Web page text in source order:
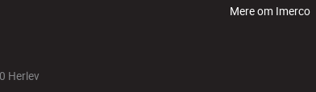
Mere om Imerco
Herlev